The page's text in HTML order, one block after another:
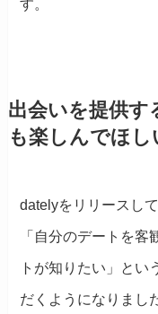
す。
出会いを提供す
も楽しんでほし
datelyをリリースし
「自分のデートを
トが知りたい」とい
だくようになりまし